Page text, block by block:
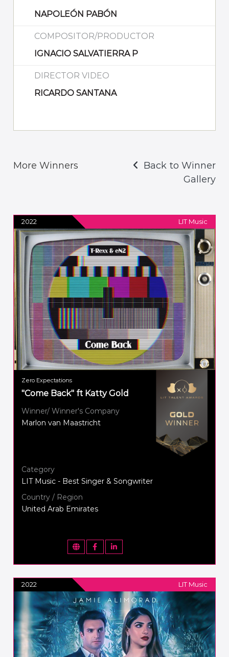
NAPOLEÓN PABÓN
COMPOSITOR/PRODUCTOR
IGNACIO SALVATIERRA P
DIRECTOR VIDEO
RICARDO SANTANA
More Winners
Back to Winner
Gallery
2022 LIT Music
Zero Expectations
"Come Back" ft Katty Gold
Winner/ Winner's Company
Marlon van Maastricht
Category
LIT Music - Best Singer & Songwriter
Country / Region
United Arab Emirates
2022 LIT Music